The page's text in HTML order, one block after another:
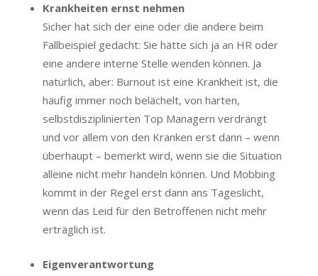
Krankheiten ernst nehmen
Sicher hat sich der eine oder die andere beim
Fallbeispiel gedacht: Sie hätte sich ja an HR oder
eine andere interne Stelle wenden können. Ja
natürlich, aber: Burnout ist eine Krankheit ist, die
häufig immer noch belächelt, von harten,
selbstdisziplinierten Top Managern verdrängt
und vor allem von den Kranken erst dann – wenn
überhaupt – bemerkt wird, wenn sie die Situation
alleine nicht mehr handeln können. Und Mobbing
kommt in der Regel erst dann ans Tageslicht,
wenn das Leid für den Betroffenen nicht mehr
erträglich ist.
Eigenverantwortung